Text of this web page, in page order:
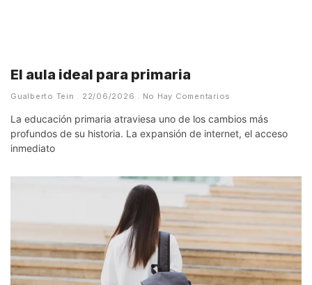
El aula ideal para primaria
Gualberto Tein 22/06/2026 No Hay Comentarios
La educación primaria atraviesa uno de los cambios más
profundos de su historia. La expansión de internet, el acceso
inmediato